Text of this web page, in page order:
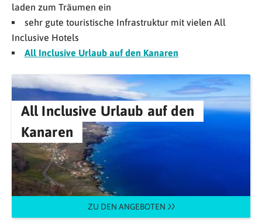
laden zum Träumen ein
sehr gute touristische Infrastruktur mit vielen All
Inclusive Hotels
All Inclusive Urlaub auf den Kanaren
All Inclusive Urlaub auf den
Kanaren
ZU DEN ANGEBOTEN